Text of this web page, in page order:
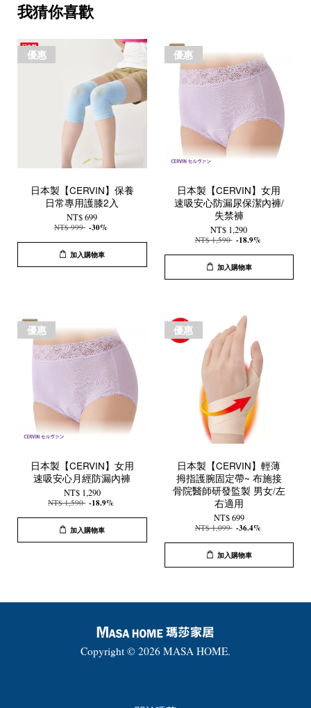
我猜你喜歡
優惠
日本製【CERVIN】保養
日常專用護膝2入
NT$ 699
NT$ 999 -30%
加入購物車
優惠
日本製【CERVIN】女用
速吸安心防漏尿保潔內褲/
失禁褲
NT$ 1,290
NT$ 1,590 -18.9%
加入購物車
優惠
日本製【CERVIN】女用
速吸安心月經防漏內褲
NT$ 1,290
NT$ 1,590 -18.9%
加入購物車
優惠
日本製【CERVIN】輕薄
拇指護腕固定帶~ 布施接
骨院醫師研發監製 男女/左
右適用
NT$ 699
NT$ 1,099 -36.4%
加入購物車
Copyright © 2026 MASA HOME.